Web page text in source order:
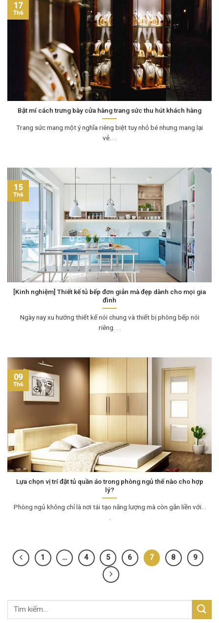
Bật mí cách trưng bày cửa hàng trang sức thu hút khách hàng
Trang sức mang một ý nghĩa riêng biệt tuy nhỏ bé nhưng mang lại
vẻ. . .
17
Th6
[Kinh nghiệm] Thiết kế tủ bếp đơn giản mà đẹp dành cho mọi gia
đình
Ngày nay xu hướng thiết kế nói chung và thiết bị phòng bếp nói
riêng. . .
15
Th6
Lựa chọn vị trí đặt tủ quần áo trong phòng ngủ thế nào cho hợp
lý?
Phòng ngủ không chỉ là nơi tái tạo năng lượng mà còn gắn liền với. .
09
Th6
1 … 4 5 6 7 8 9